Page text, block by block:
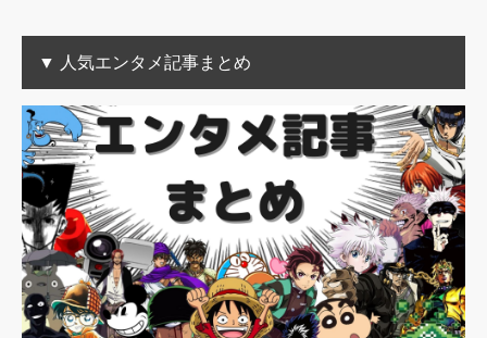
▼ 人気エンタメ記事まとめ